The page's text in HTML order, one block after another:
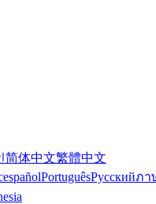
简体中文繁體中文
españolPortuguêsРусскийภา